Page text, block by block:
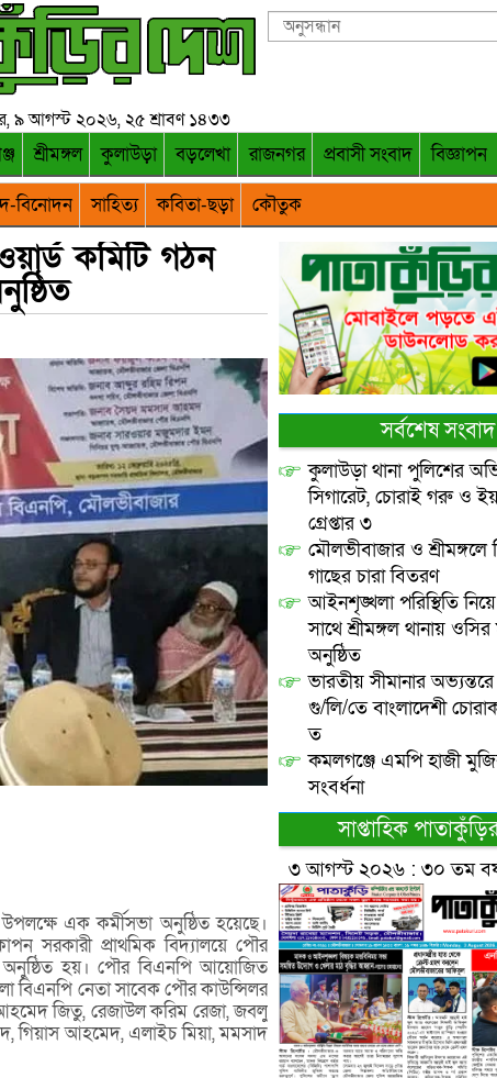
৯ আগস্ট ২০২৬, ২৫ শ্রাবণ ১৪৩৩
শ্রীমঙ্গল কুলাউড়া বড়লেখা রাজনগর প্রবাসী সংবাদ
বিজ্ঞাপন
বিনোদন সাহিত্য কবিতা-ছড়া কৌতুক
কমিটি গঠন
এক কর্মীসভা অনুষ্ঠিত হয়েছে।
সরকারী প্রাথমিক বিদ্যালয়ে পৌর
হয়। পৌর বিএনপি আয়োজিত
বিএনপি নেতা সাবেক পৌর কাউন্সিলর
জিতু, রেজাউল করিম রেজা, জবলু
গিয়াস আহমেদ, এলাইচ মিয়া, মমসাদ
সর্বশেষ সংবাদ
কুলাউড়া থানা পুলিশের
সিগারেট, চোরাই গরু ও
গ্রেপ্তার ৩
মৌলভীবাজার ও শ্রীমঙ্গলে
গাছের চারা বিতরণ
আইনশৃঙ্খলা পরিস্থিতি
সাথে শ্রীমঙ্গল থানায়
অনুষ্ঠিত
ভারতীয় সীমানার
গু/লি/তে বাংলাদেশী
ত
কমলগঞ্জে এমপি হাজী
সংবর্ধনা
সাপ্তাহিক
৩ আগস্ট ২০২৬ : ৩০ তম